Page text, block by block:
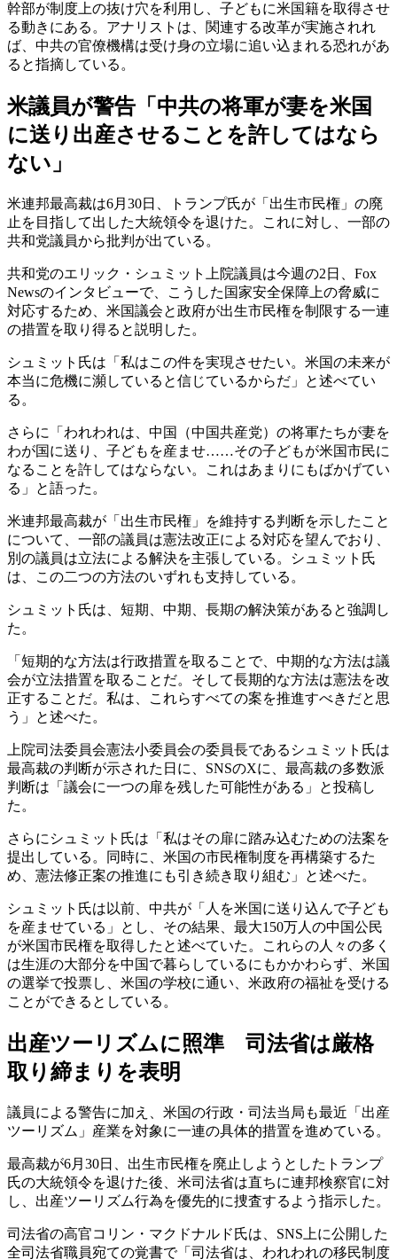
幹部が制度上の抜け穴を利用し、子どもに米国籍を取得させ
る動きにある。アナリストは、関連する改革が実施されれ
ば、中共の官僚機構は受け身の立場に追い込まれる恐れがあ
ると指摘している。
米議員が警告「中共の将軍が妻を米国
に送り出産させることを許してはなら
ない」
米連邦最高裁は6月30日、トランプ氏が「出生市民権」の廃
止を目指して出した大統領令を退けた。これに対し、一部の
共和党議員から批判が出ている。
共和党のエリック・シュミット上院議員は今週の2日、Fox
Newsのインタビューで、こうした国家安全保障上の脅威に
対応するため、米国議会と政府が出生市民権を制限する一連
の措置を取り得ると説明した。
シュミット氏は「私はこの件を実現させたい。米国の未来が
本当に危機に瀕していると信じているからだ」と述べてい
る。
さらに「われわれは、中国（中国共産党）の将軍たちが妻を
わが国に送り、子どもを産ませ……その子どもが米国市民に
なることを許してはならない。これはあまりにもばかげてい
る」と語った。
米連邦最高裁が「出生市民権」を維持する判断を示したこと
について、一部の議員は憲法改正による対応を望んでおり、
別の議員は立法による解決を主張している。シュミット氏
は、この二つの方法のいずれも支持している。
シュミット氏は、短期、中期、長期の解決策があると強調し
た。
「短期的な方法は行政措置を取ることで、中期的な方法は議
会が立法措置を取ることだ。そして長期的な方法は憲法を改
正することだ。私は、これらすべての案を推進すべきだと思
う」と述べた。
上院司法委員会憲法小委員会の委員長であるシュミット氏は
最高裁の判断が示された日に、SNSのXに、最高裁の多数派
判断は「議会に一つの扉を残した可能性がある」と投稿し
た。
さらにシュミット氏は「私はその扉に踏み込むための法案を
提出している。同時に、米国の市民権制度を再構築するた
め、憲法修正案の推進にも引き続き取り組む」と述べた。
シュミット氏は以前、中共が「人を米国に送り込んで子ども
を産ませている」とし、その結果、最大150万人の中国公民
が米国市民権を取得したと述べていた。これらの人々の多く
は生涯の大部分を中国で暮らしているにもかかわらず、米国
の選挙で投票し、米国の学校に通い、米政府の福祉を受ける
ことができるとしている。
出産ツーリズムに照準 司法省は厳格
取り締まりを表明
議員による警告に加え、米国の行政・司法当局も最近「出産
ツーリズム」産業を対象に一連の具体的措置を進めている。
最高裁が6月30日、出生市民権を廃止しようとしたトランプ
氏の大統領令を退けた後、米司法省は直ちに連邦検察官に対
し、出産ツーリズム行為を優先的に捜査するよう指示した。
司法省の高官コリン・マクドナルド氏は、SNS上に公開した
全司法省職員宛ての覚書で「司法省は、われわれの移民制度